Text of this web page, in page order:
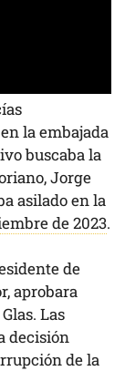
la embajada
buscaba la
Jorge
asilado en la
de 2023.
de
aprobara
Las
decisión
de la